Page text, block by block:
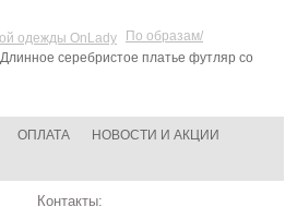
По образам/
Длинное серебристое платье футляр со
ОПЛАТА
НОВОСТИ И АКЦИИ
Контакты: